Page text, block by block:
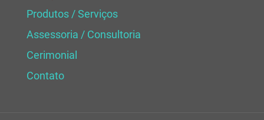
Produtos / Serviços
Assessoria / Consultoria
Cerimonial
Contato